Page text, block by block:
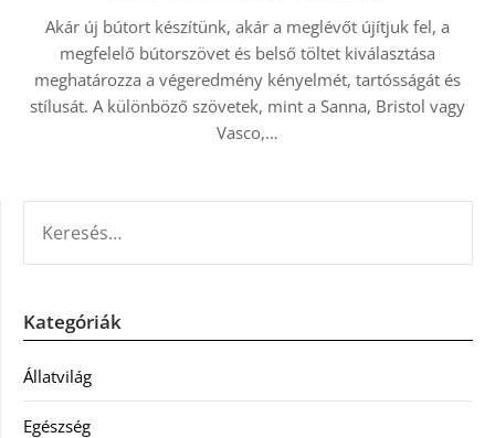
Akár új bútort készítünk, akár a meglévőt újítjuk fel, a
megfelelő bútorszövet és belső töltet kiválasztása
meghatározza a végeredmény kényelmét, tartósságát és
stílusát. A különböző szövetek, mint a Sanna, Bristol vagy
Vasco,…
Kategóriák
Állatvilág
Egészség